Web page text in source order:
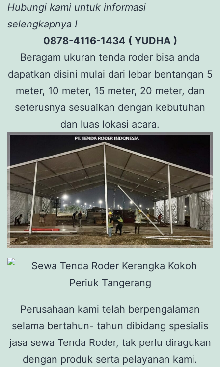
Hubungi kami untuk informasi
selengkapnya !
0878-4116-1434 ( YUDHA )
Beragam ukuran tenda roder bisa anda
dapatkan disini mulai dari lebar bentangan 5
meter, 10 meter, 15 meter, 20 meter, dan
seterusnya sesuaikan dengan kebutuhan
dan luas lokasi acara.
Perusahaan kami telah berpengalaman
selama bertahun- tahun dibidang spesialis
jasa sewa Tenda Roder, tak perlu diragukan
dengan produk serta pelayanan kami.